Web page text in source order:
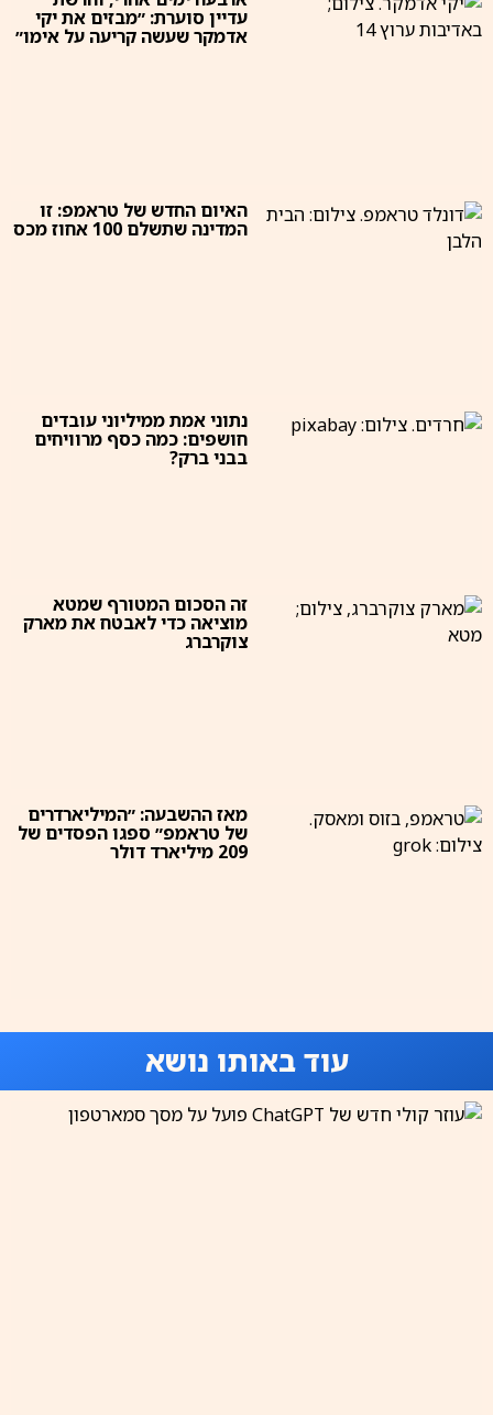
עדיין סוערת: ״מבזים את יקי
אדמקר שעשה קריעה על אימו״
האיום החדש של טראמפ: זו
המדינה שתשלם 100 אחוז מכס
נתוני אמת ממיליוני עובדים
חושפים: כמה כסף מרוויחים
בבני ברק?
זה הסכום המטורף שמטא
מוציאה כדי לאבטח את מארק
צוקרברג
מאז ההשבעה: ״המיליארדרים
של טראמפ״ ספגו הפסדים של
209 מיליארד דולר
עוד באותו נושא